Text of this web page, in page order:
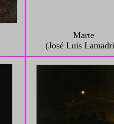
Marte
(José Luis